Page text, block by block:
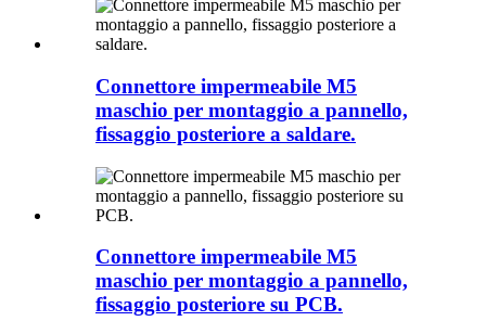
Connettore impermeabile M5
maschio per montaggio a pannello,
fissaggio posteriore a saldare.
Connettore impermeabile M5
maschio per montaggio a pannello,
fissaggio posteriore su PCB.